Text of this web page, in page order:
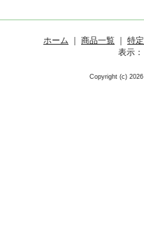
ホーム ｜ 商品一覧 ｜
特
表示：
Copyright (c)